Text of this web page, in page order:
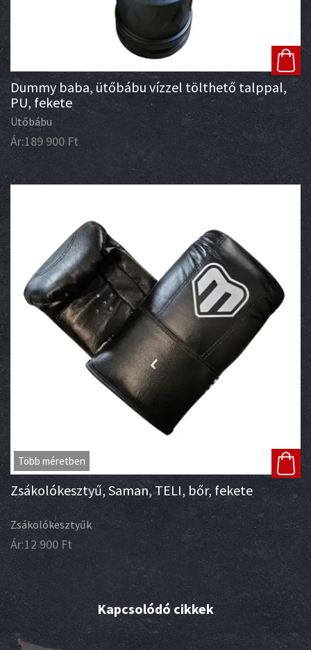
Dummy baba, ütőbábu vízzel tölthető talppal,
PU, fekete
Ütőbábu
Ár:189 900 Ft
Több méretben
Zsákolókesztyű, Saman, TELI, bőr, fekete
Zsákolókesztyűk
Ár:12 900Ft
Kapcsolódó cikkek